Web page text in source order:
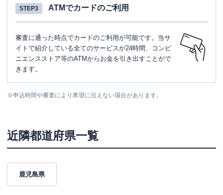
STEP3 ATMでカードのご利用
審査に通った時点でカードのご利用が可能です。当サ
イトで紹介している全てのサービスが24時間、コンビ
ニエンスストア等のATMからお金を引き出すことがで
きます。
※申込時間や審査により希望に沿えない場合があります。
近隣都道府県一覧
鹿児島県